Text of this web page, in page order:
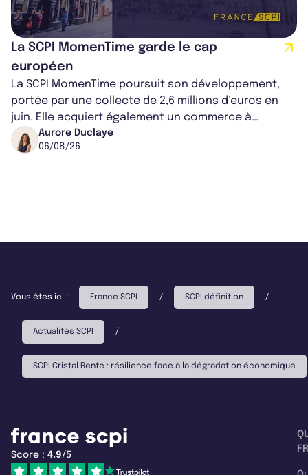
La SCPI MomenTime garde le cap
européen
La SCPI MomenTime poursuit son développement,
portée par une collecte de 2,6 millions d’euros en
juin. Elle acquiert également un commerce à
Worcester, place une plateforme logisti...
Aurore Duclaye
06/08/26
Vous êtes ici : France SCPI / SCPI définition /
Actualités SCPI /
SCPI Cristal Rente : résilience face à la dégradation économique
Score : 4.9/5